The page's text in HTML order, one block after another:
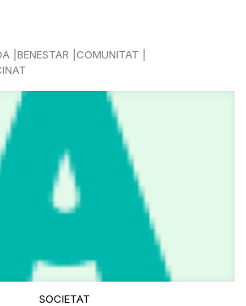
BENESTAR
COMUNITAT
SOCIETAT